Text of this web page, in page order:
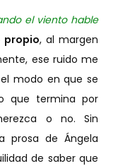
el viento hable
propio, al margen
ese ruido me
modo en que se
que termina por
o no. Sin
prosa de Ángela
de saber que